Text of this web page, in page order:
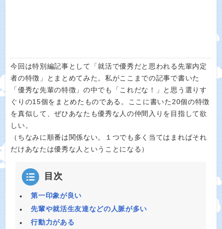
今回は特別編記事として「就活で優秀だと思われる先輩内定
者の特徴」とまとめてみた。私がここまでの記事で書いた
「優秀な先輩の特徴」の中でも「これだな！」と思う選りす
ぐりの15個をまとめたものである。ここに書いた20個の特徴
を真似して、ぜひあなたも優秀な人の仲間入りを目指して欲
しい。
（ちなみに順番は関係ない。１つでも多く当てはまればそれ
だけあなたは優秀な人ということになる）
目次
第一印象が良い
先輩や就活生友達などの人脈が多い
行動力がある